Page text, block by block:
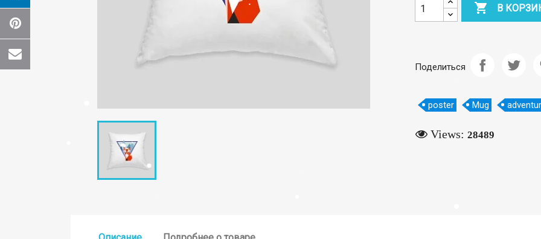
 В
Поделиться
poster Mug
Views: 28489